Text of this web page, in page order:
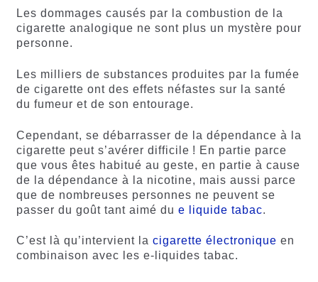
Les dommages causés par la combustion de la
cigarette analogique ne sont plus un mystère pour
personne.
Les milliers de substances produites par la fumée
de cigarette ont des effets néfastes sur la santé
du fumeur et de son entourage.
Cependant, se débarrasser de la dépendance à la
cigarette peut s’avérer difficile ! En partie parce
que vous êtes habitué au geste, en partie à cause
de la dépendance à la nicotine, mais aussi parce
que de nombreuses personnes ne peuvent se
passer du goût tant aimé du e liquide tabac.
C’est là qu’intervient la cigarette électronique en
combinaison avec les e-liquides tabac.